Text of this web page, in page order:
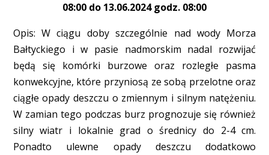
08:00 do 13.06.2024 godz. 08:00
Opis: W ciągu doby szczególnie nad wody Morza
Bałtyckiego i w pasie nadmorskim nadal rozwijać
będą się komórki burzowe oraz rozległe pasma
konwekcyjne, które przyniosą ze sobą przelotne oraz
ciągłe opady deszczu o zmiennym i silnym natężeniu.
W zamian tego podczas burz prognozuje się również
silny wiatr i lokalnie grad o średnicy do 2-4 cm.
Ponadto ulewne opady deszczu dodatkowo